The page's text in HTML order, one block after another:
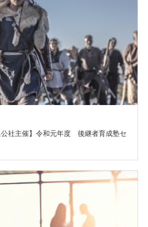
公社主催】令和元年度 後継者育成塾セ